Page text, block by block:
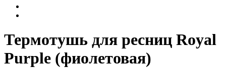
Термотушь для ресниц Royal
Purple (фиолетовая)